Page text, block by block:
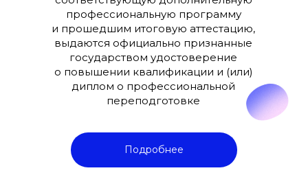
профессиональную программу
и прошедшим итоговую аттестацию,
выдаются официально признанные
государством удостоверение
о повышении квалификации и (или)
диплом о профессиональной
переподготовке
Подробнее